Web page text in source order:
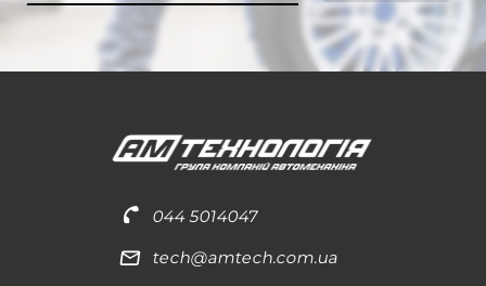
044 5014047
tech@amtech.com.ua